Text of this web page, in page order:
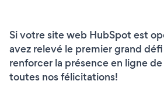
Si votre site web HubSpot est
avez relevé le premier grand
renforcer la présence en ligne
toutes nos félicitations!